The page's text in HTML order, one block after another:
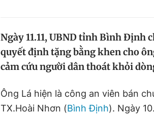
Ngày 11.11, UBND tỉnh Bình Định
quyết định tặng bằng khen cho
cảm cứu người dân thoát khỏi
Ông Lá hiện là công an viên bán
TX.Hoài Nhơn (Bình Định). Ngày